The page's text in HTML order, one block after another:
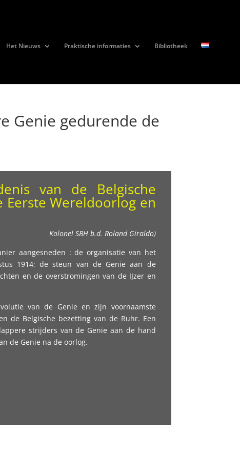
Het Nieuws Praktische informaties Bibliotheek
Genie gedurende de
van de Belgische
Wereldoorlog en
Kolonel SBH b.d. Roland Giraldo)
aangesneden : de organisatie van het
1914; de steun van de Genie aan de
en de overstromingen van de IJzer en
van de Genie en zijn voornaamste
de Belgische bezetting van de Ruhr. Een
strijders van de Genie aan de hand
de Genie na de oorlog.